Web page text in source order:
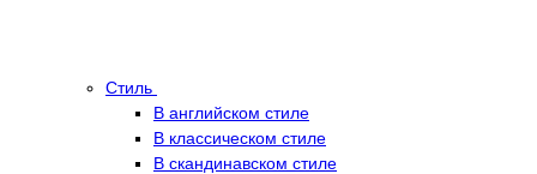
Стиль
В английском стиле
В классическом стиле
В скандинавском стиле